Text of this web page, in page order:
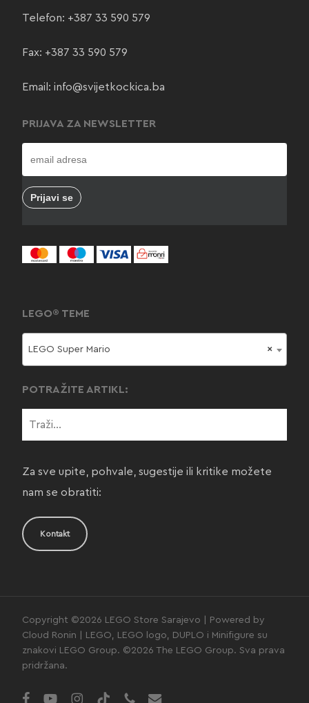
Telefon: +387 33 590 579
Fax: +387 33 590 579
Email: info@svijetkockica.ba
PRIJAVA ZA NEWSLETTER
LEGO® TEME
×
LEGO Super Mario
POTRAŽITE ARTIKL:
Za sve upite, pohvale, sugestije ili kritike možete
nam se obratiti:
Kontakt
Copyright ©2026 LEGO Store Sarajevo | Powered by
Cloud Ronin | LEGO, LEGO logo, DUPLO i Minifigure su
znakovi LEGO Group. ©2026 The LEGO Group. Sva prava
pridržana.
facebookyoutubeinstagram
tiktok phoneemail